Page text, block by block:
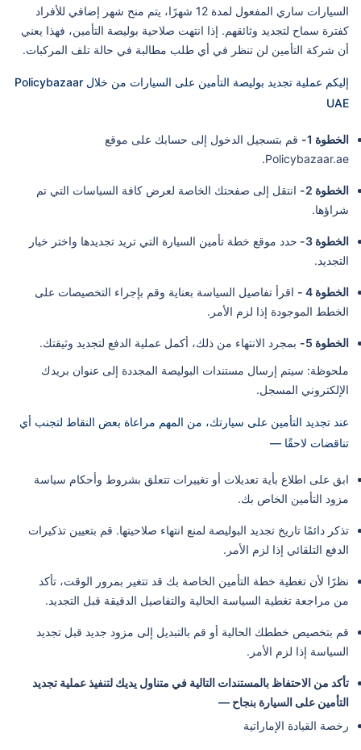
السيارات ساري المفعول لمدة 12 شهرًا، يتم منح شهر إضافي للأفراد
كفترة سماح لتجديد وثائقهم. إذا انتهت صلاحية بوليصة التأمين، فهذا يعني
أن شركة التأمين لن تنظر في أي طلب مطالبة في حالة تلف المركبات.
إليكم عملية تجديد بوليصة التأمين على السيارات من خلال Policybazaar
UAE
الخطوة 1-
قم بتسجيل الدخول إلى حسابك على موقع
Policybazaar.ae.
الخطوة 2-
انتقل إلى صفحتك الخاصة لعرض كافة السياسات التي تم
شراؤها.
الخطوة 3-
حدد موقع خطة تأمين السيارة التي تريد تجديدها واختر خيار
التجديد.
الخطوة 4 -
اقرأ تفاصيل السياسة بعناية وقم بإجراء التخصيصات على
الخطط الموجودة إذا لزم الأمر.
الخطوة 5-
بمجرد الانتهاء من ذلك، أكمل عملية الدفع لتجديد وثيقتك.
ملحوظة: سيتم إرسال مستندات البوليصة المجددة إلى عنوان بريدك
الإلكتروني المسجل.
عند تجديد التأمين على سيارتك، من المهم مراعاة بعض النقاط لتجنب أي
تناقضات لاحقًا —
ابق على اطلاع بأية تعديلات أو تغييرات تتعلق بشروط وأحكام سياسة
مزود التأمين الخاص بك.
تذكر دائمًا تاريخ تجديد البوليصة لمنع انتهاء صلاحيتها. قم بتعيين تذكيرات
الدفع التلقائي إذا لزم الأمر.
نظرًا لأن تغطية خطة التأمين الخاصة بك قد تتغير بمرور الوقت، تأكد
من مراجعة تغطية السياسة الحالية والتفاصيل الدقيقة قبل التجديد.
قم بتخصيص خططك الحالية أو قم بالتبديل إلى مزود جديد قبل تجديد
السياسة إذا لزم الأمر.
تأكد من الاحتفاظ بالمستندات التالية في متناول يديك لتنفيذ عملية تجديد
التأمين على السيارة بنجاح —
رخصة القيادة الإماراتية